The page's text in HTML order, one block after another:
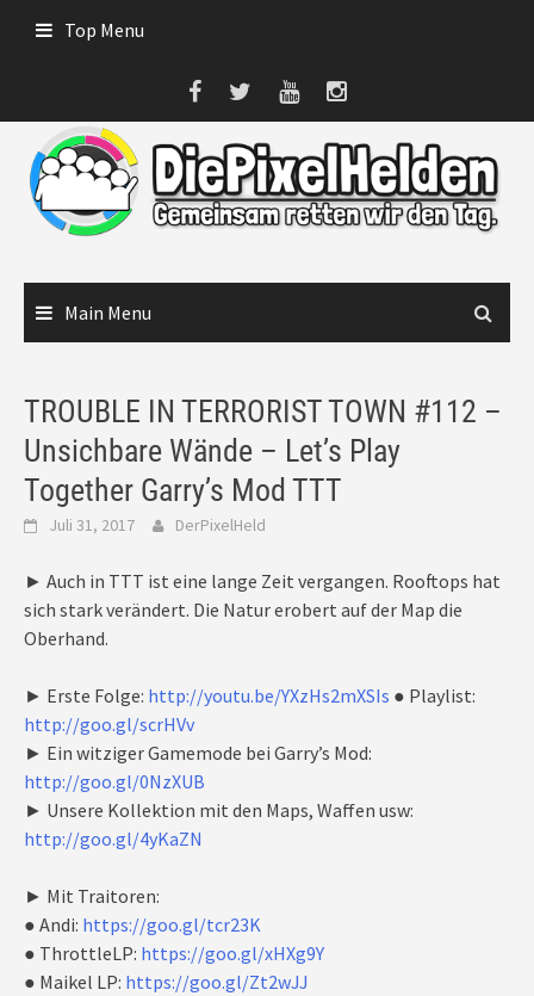
Top Menu
Main Menu
TROUBLE IN TERRORIST TOWN #112 –
Unsichbare Wände – Let’s Play
Together Garry’s Mod TTT
Juli 31, 2017 DerPixelHeld
► Auch in TTT ist eine lange Zeit vergangen. Rooftops hat
sich stark verändert. Die Natur erobert auf der Map die
Oberhand.
► Erste Folge: http://youtu.be/YXzHs2mXSIs ● Playlist:
http://goo.gl/scrHVv
► Ein witziger Gamemode bei Garry’s Mod:
http://goo.gl/0NzXUB
► Unsere Kollektion mit den Maps, Waffen usw:
http://goo.gl/4yKaZN
► Mit Traitoren:
● Andi: https://goo.gl/tcr23K
● ThrottleLP: https://goo.gl/xHXg9Y
● Maikel LP: https://goo.gl/Zt2wJJ